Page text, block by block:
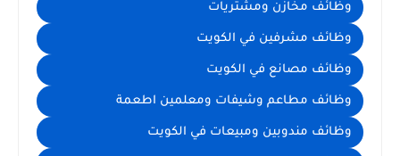
وظائف مخازن ومشتريات
وظائف مشرفين في الكويت
وظائف مصانع في الكويت
وظائف مطاعم وشيفات ومعلمين اطعمة
وظائف مندوبين ومبيعات في الكويت